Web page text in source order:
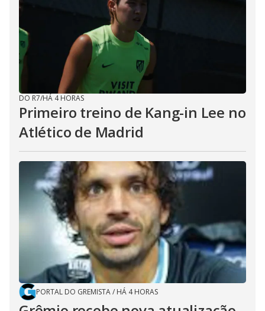
DO R7/HÁ 4 HORAS
Primeiro treino de Kang-in Lee no
Atlético de Madrid
PORTAL DO GREMISTA/ HÁ 4 HORAS